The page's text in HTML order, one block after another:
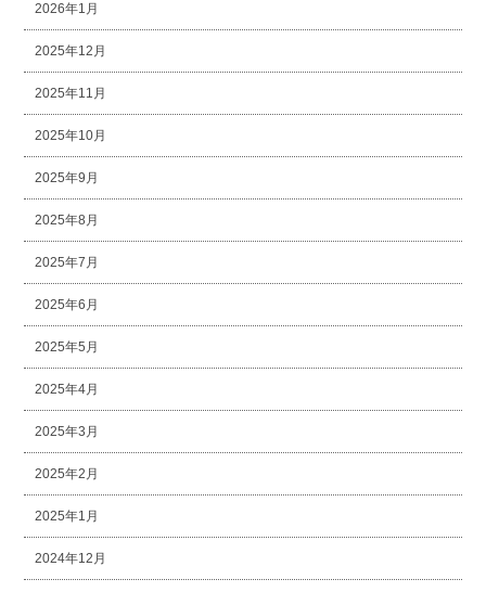
2026年1月
2025年12月
2025年11月
2025年10月
2025年9月
2025年8月
2025年7月
2025年6月
2025年5月
2025年4月
2025年3月
2025年2月
2025年1月
2024年12月